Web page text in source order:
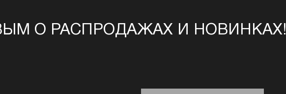
О РАСПРОДАЖАХ И НОВИНКАХ!